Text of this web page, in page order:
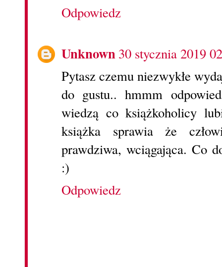
Odpowiedz
Unknown30 stycznia 2019
Pytasz czemu niezwykłe
do gustu.. hmmm
wiedzą co książkoholicy
książka sprawia że
prawdziwa, wciągająca. Co
:)
Odpowiedz